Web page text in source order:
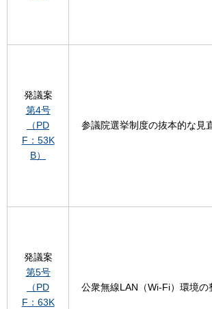
発議案
第4号
（PD
F：53K
B）
参議院選挙制度の抜本的な見
発議案
第5号
（PD
F：63K
公衆無線LAN（Wi-Fi）環境